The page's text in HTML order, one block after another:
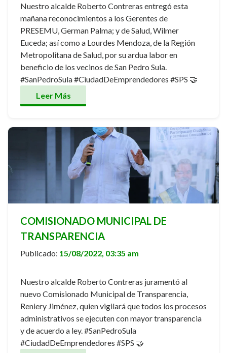
Nuestro alcalde Roberto Contreras entregó esta
mañana reconocimientos a los Gerentes de
PRESEMU, German Palma; y de Salud, Wilmer
Euceda; así como a Lourdes Mendoza, de la Región
Metropolitana de Salud, por su ardua labor en
beneficio de los vecinos de San Pedro Sula.
#SanPedroSula #CiudadDeEmprendedores #SPS 🤝
Leer Más
COMISIONADO MUNICIPAL DE
TRANSPARENCIA
Publicado: 15/08/2022, 03:35 am
Nuestro alcalde Roberto Contreras juramentó al
nuevo Comisionado Municipal de Transparencia,
Reniery Jiménez, quien vigilará que todos los procesos
administrativos se ejecuten con mayor transparencia
y de acuerdo a ley. #SanPedroSula
#CiudadDeEmprendedores #SPS 🤝